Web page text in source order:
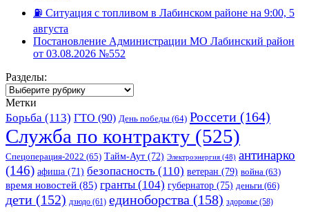
⛽️ Ситуация с топливом в Лабинском районе на 9:00, 5
августа
Постановление Администрации МО Лабинский район
от 03.08.2026 №552
Разделы:
Разделы:
Метки
Борьба (113) ГТО (90) День победы (64) Россети (164)
Служба по контракту (525)
Спецоперация-2022 (65) Тайм-Аут (72) Электроэнергия (48) антинарко
(146) афиша (71) безопасность (110) ветеран (79) война (63)
время новостей (85) гранты (104) губернатор (75) деньги (66)
дети (152) дзюдо (61) единоборства (158) здоровье (58)